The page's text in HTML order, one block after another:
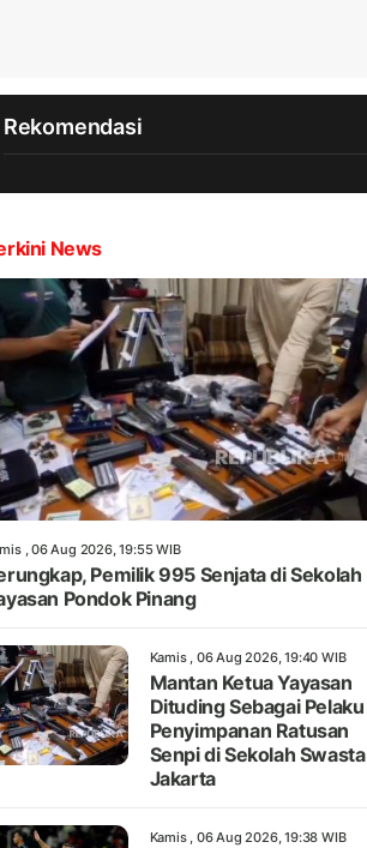
Rekomendasi
News
, 06 Aug 2026, 19:55 WIB
Pemilik 995 Senjata di Sekolah
Pondok Pinang
Kamis , 06 Aug 2026, 19:40 WIB
Mantan Ketua Yayasan
Dituding Sebagai Pelaku
Penyimpanan Ratusan
Senpi di Sekolah Swasta
Jakarta
Kamis , 06 Aug 2026, 19:38 WIB